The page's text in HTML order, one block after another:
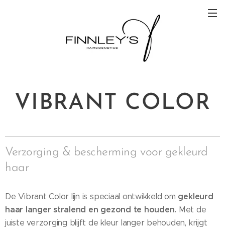
VIBRANT COLOR
Verzorging & bescherming voor gekleurd
haar
De Vibrant Color lijn is speciaal ontwikkeld om gekleurd
haar langer stralend en gezond te houden. Met de
juiste verzorging blijft de kleur langer behouden, krijgt